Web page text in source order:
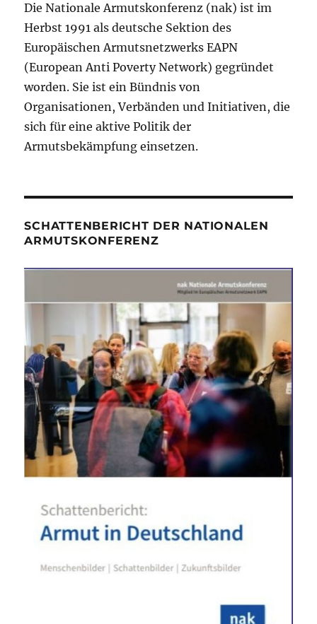
Die Nationale Armutskonferenz (nak) ist im
Herbst 1991 als deutsche Sektion des
Europäischen Armutsnetzwerks EAPN
(European Anti Poverty Network) gegründet
worden. Sie ist ein Bündnis von
Organisationen, Verbänden und Initiativen, die
sich für eine aktive Politik der
Armutsbekämpfung einsetzen.
SCHATTENBERICHT DER NATIONALEN
ARMUTSKONFERENZ